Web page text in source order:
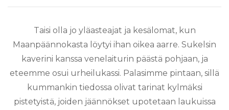
Taisi olla jo yläasteajat ja kesälomat, kun
Maanpäännokasta löytyi ihan oikea aarre. Sukelsin
kaverini kanssa venelaiturin päästä pohjaan, ja
eteemme osui urheilukassi. Palasimme pintaan, sillä
kummankin tiedossa olivat tarinat kylmäksi
pistetyistä, joiden jäännökset upotetaan laukuissa